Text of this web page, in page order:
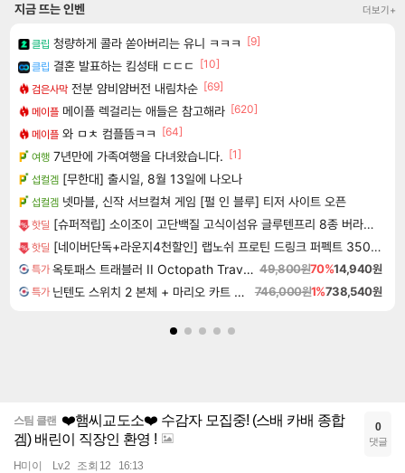
지금 뜨는 인벤 더보기+
클립 청량하게 콜라 쏟아버리는 유니 ㅋㅋㅋ
[9]
클립 결혼 발표하는 킴성태 ㄷㄷㄷ
[10]
검은사막 전분 얌비얌버전 내림차순 [69]
메이플 메이플 렉걸리는 애들은 참고해라 [620]
메이플 와 ㅁㅊ 컴플뜸ㅋㅋ
[64]
여행 7년만에 가족여행을 다녀왔습니다. [1]
섭컬겜 [무한대] 출시일, 8월 13일에 나오나
섭컬겜 넷마블, 신작 서브컬쳐 게임 [펄 인 블루] 티저 사이트 오픈
핫딜 [슈퍼적립] 소이조이 고단백질 고식이섬유 글루텐프리 8종 버라이어티팩, 16개입, 1개 [원산지:일본]
핫딜 [네이버단독+라운지4천할인] 랩노쉬 프로틴 드링크 퍼펙트 350ml 5종 혼합 30개 제로슈거 단백질음료
특가 옥토패스 트래블러 II Octopath Traveler II 49,800원70%14,940원
특가 닌텐도 스위치 2 본체 + 마리오 카트 월드 746,000원1%738,540원
스팀 클랜 ❤️햄씨교도소❤️ 수감자 모집중! (스배 카배 종합
겜) 배린이 직장인 환영 !
H미이 Lv.2 조회 12 16:13
0
댓글